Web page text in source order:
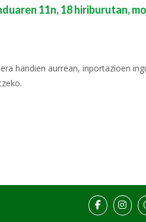
11n, 18 hiriburutan,
handien aurrean, inportazioen